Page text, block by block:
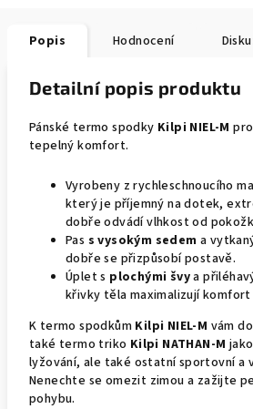
Popis Hodnocení
Detailní popis produktu
Pánské termo spodky Kilpi NIEL-M
tepelný komfort.
Vyrobeny z rychleschnoucího
který je příjemný na dotek,
dobře odvádí vlhkost od
Pas s vysokým sedem a
dobře se přizpůsobí postavě.
Úplet s plochými švya
křivky těla maximalizují komfort
K termo spodkům Kilpi NIEL-M vám
také termo triko Kilpi NATHAN-M
lyžování, ale také ostatní sportovní a
Nenechte se omezit zimou a zažijte
pohybu.